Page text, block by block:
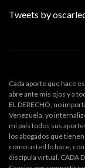
Tweets by
Cada aporte que hace
abre ante mis ojos y a
EL DERECHO, no
Venezuela, yo
mi país todos sus
los abogados que
como usted lo hace,
discípula virtual. CADA